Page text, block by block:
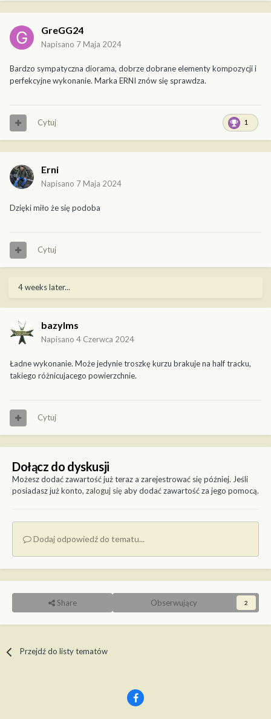
GreGG24
Napisano 7 Maja 2024
Bardzo sympatyczna diorama, dobrze dobrane elementy kompozycji i
perfekcyjne wykonanie. Marka ERNI znów się sprawdza.
1
Cytuj
Erni
Napisano 7 Maja 2024
Dzięki miło że się podoba
Cytuj
4 weeks later...
bazylms
Napisano 4 Czerwca 2024
Ładne wykonanie. Może jedynie troszkę kurzu brakuje na half tracku,
takiego różnicujacego powierzchnie.
Cytuj
Dołącz do dyskusji
Możesz dodać zawartość już teraz a zarejestrować się później. Jeśli
posiadasz już konto, zaloguj sięaby dodać zawartość za jego pomocą.
Dodaj odpowiedź do tematu...
Share Obserwujący 2
Przejdź do listy tematów